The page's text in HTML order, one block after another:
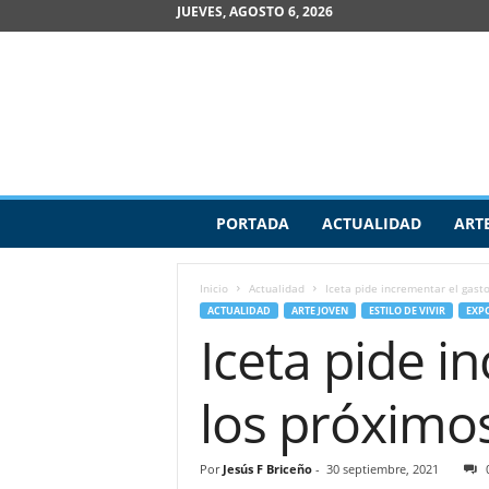
JUEVES, AGOSTO 6, 2026
v
PORTADA ACTUALIDAD
Inicio Actualidad Iceta pide incrementar el
ACTUALIDAD ARTE JOVEN ESTILO DE VIVIR
Iceta pide
los
Por Jesús F Briceño- 30 septiembre, 2021